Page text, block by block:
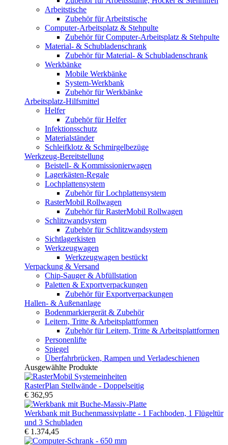
Arbeitstische
Zubehör für Arbeitstische
Computer-Arbeitsplatz & Stehpulte
Zubehör für Computer-Arbeitsplatz & Stehpulte
Material- & Schubladenschrank
Zubehör für Material- & Schubladenschrank
Werkbänke
Mobile Werkbänke
System-Werkbank
Zubehör für Werkbänke
Arbeitsplatz-Hilfsmittel
Helfer
Zubehör für Helfer
Infektionsschutz
Materialständer
Schleifklotz & Schmirgelbezüge
Werkzeug-Bereitstellung
Beistell- & Kommissionierwagen
Lagerkästen-Regale
Lochplattensystem
Zubehör für Lochplattensystem
RasterMobil Rollwagen
Zubehör für RasterMobil Rollwagen
Schlitzwandsystem
Zubehör für Schlitzwandsystem
Sichtlagerkisten
Werkzeugwagen
Werkzeugwagen bestückt
Verpackung & Versand
Chip-Sauger & Abfüllstation
Paletten & Exportverpackungen
Zubehör für Exportverpackungen
Hallen- & Außenanlage
Bodenmarkiergerät & Zubehör
Leitern, Tritte & Arbeitsplattformen
Zubehör für Leitern, Tritte & Arbeitsplattformen
Personenlifte
Spiegel
Überfahrbrücken, Rampen und Verladeschienen
Ausgewählte Produkte
RasterPlan Stellwände - Doppelseitig
€ 362,95
Werkbank mit Buchenmassivplatte - 1 Fachboden, 1 Flügeltür
und 3 Schubladen
€ 1.374,45